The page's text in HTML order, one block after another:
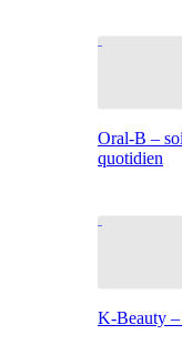
Oral-B –
quotidien
K-Beauty –